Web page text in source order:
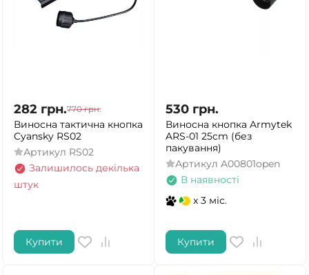
282 грн.770 грн.
Виносна тактична кнопка
Cyansky RS02
Артикул RS02
Залишилось декілька
штук
Купити
530 грн.
Виносна кнопка Armytek
ARS-01 25cm (без
пакування)
Артикул A00801open
В наявності
x 3 міс.
Купити